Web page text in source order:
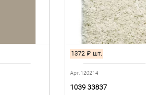
1372 ₽ шт.
Арт.120214
1039 33837